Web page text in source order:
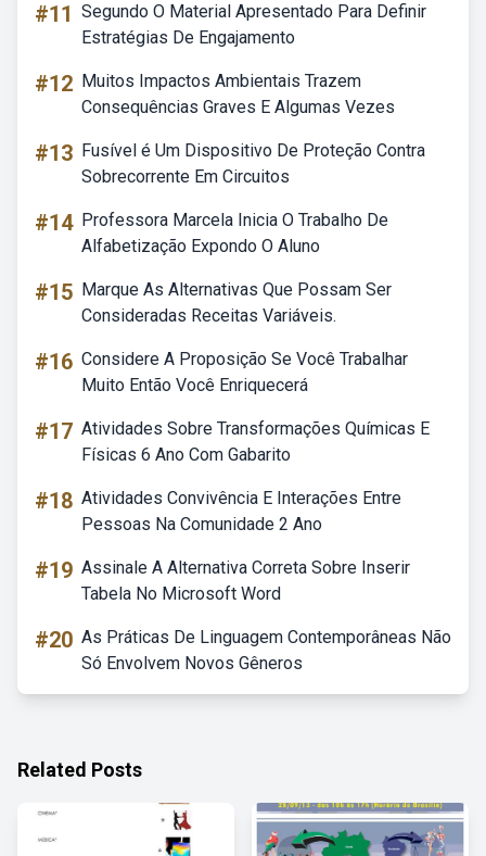
#11 Segundo O Material Apresentado Para Definir
Estratégias De Engajamento
#12 Muitos Impactos Ambientais Trazem
Consequências Graves E Algumas Vezes
#13 Fusível é Um Dispositivo De Proteção Contra
Sobrecorrente Em Circuitos
#14 Professora Marcela Inicia O Trabalho De
Alfabetização Expondo O Aluno
#15 Marque As Alternativas Que Possam Ser
Consideradas Receitas Variáveis.
#16 Considere A Proposição Se Você Trabalhar
Muito Então Você Enriquecerá
#17 Atividades Sobre Transformações Químicas E
Físicas 6 Ano Com Gabarito
#18 Atividades Convivência E Interações Entre
Pessoas Na Comunidade 2 Ano
#19 Assinale A Alternativa Correta Sobre Inserir
Tabela No Microsoft Word
#20 As Práticas De Linguagem Contemporâneas Não
Só Envolvem Novos Gêneros
Related Posts